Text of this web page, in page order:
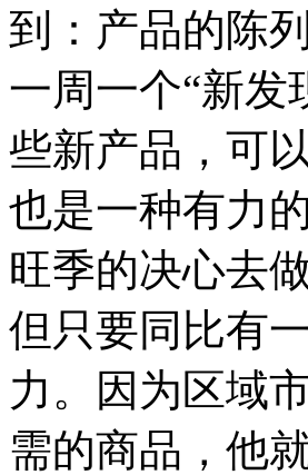
到：产品的陈
一周一个“新发
些新产品，可
也是一种有力
旺季的决心去
但只要同比有
力。因为区域
需的商品，他